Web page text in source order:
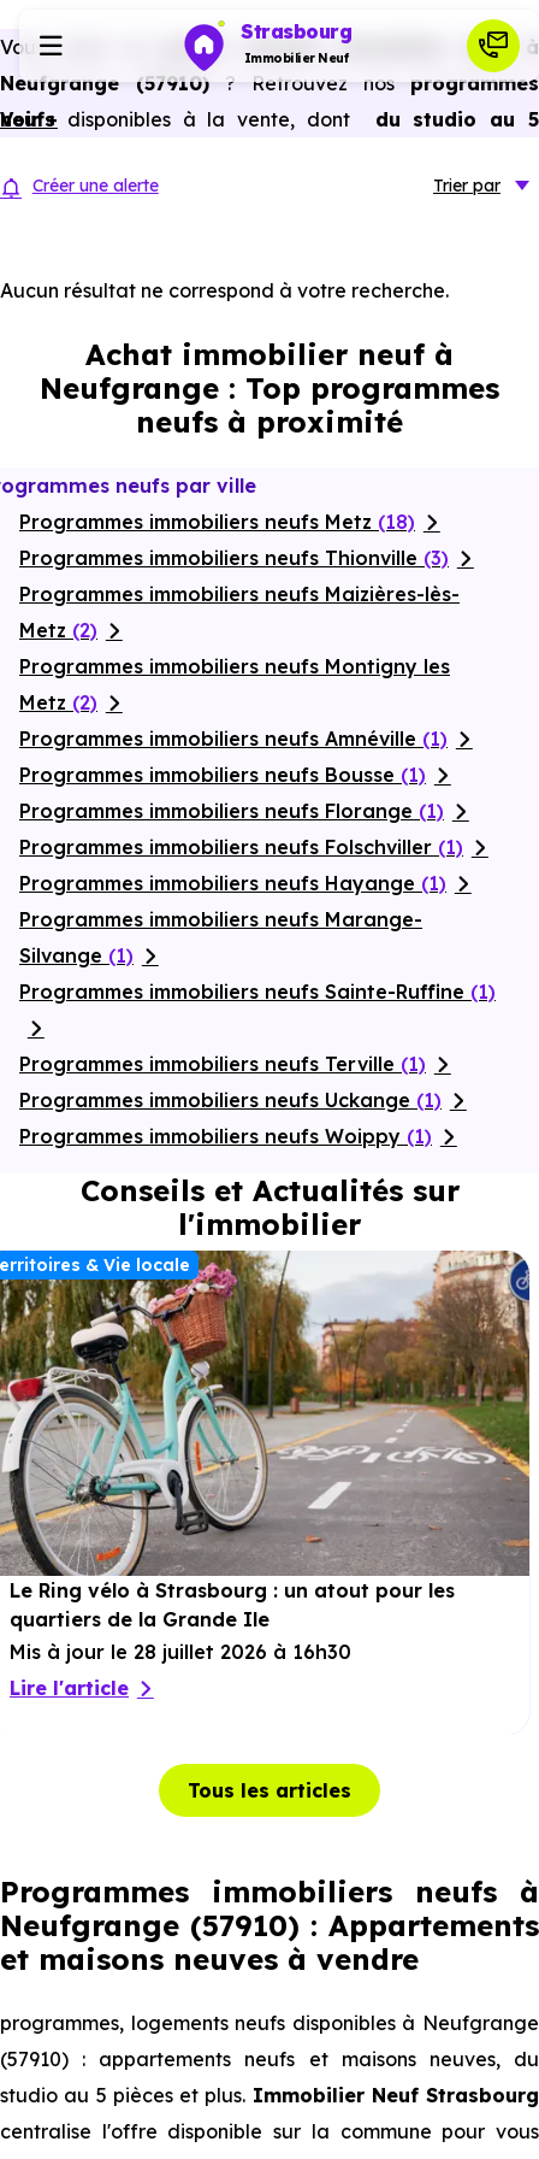
Strasbourg
Immobilier Neuf
Investir
Actualités
Financer
Vous avez un
projet d’achat immobilier neuf à
Neufgrange (57910) ? Retrouvez nos programmes
neufsdisponibles à la vente, dont
du studio au 5
d’agence.
à Neufgrange (57910), vous pouvez aussi bénéficier des
frais de notaire réduits, bonnes performances
énergétiques, garanties constructeur, etc.
Voir +
Créer une alerte Trier par
Aucun résultat ne correspond à votre recherche.
Achat immobilier neuf à
Neufgrange : Top programmes
neufs à proximité
neufs par ville
Programmes immobiliers neufs Metz (18)
Programmes immobiliers neufs Thionville (3)
Programmes immobiliers neufs Maizières-lès-
Metz (2)
Programmes immobiliers neufs Montigny les
Metz (2)
Programmes immobiliers neufs Amnéville (1)
Programmes immobiliers neufs Bousse (1)
Programmes immobiliers neufs Florange (1)
Programmes immobiliers neufs Folschviller (1)
Programmes immobiliers neufs Hayange (1)
Programmes immobiliers neufs Marange-
Silvange (1)
Programmes immobiliers neufs Sainte-Ruffine (1)
Programmes immobiliers neufs Terville (1)
Programmes immobiliers neufs Uckange (1)
Programmes immobiliers neufs Woippy (1)
Conseils et Actualités sur
l'immobilier
& Vie locale
Le Ring vélo à Strasbourg : un atout pour les
quartiers de la Grande Ile
Mis à jour le 28 juillet 2026 à 16h30
Lire l'article
Tous les articles
Programmes immobiliers neufs à
Neufgrange (57910) : Appartements
et maisons neuves à vendre
programmes, logements neufs disponibles à Neufgrange
(57910) : appartements neufs et maisons neuves, du
studio au 5 pièces et plus. Immobilier Neuf Strasbourg
centralise l'offre disponible sur la commune pour vous